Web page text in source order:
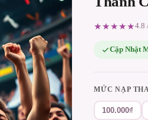
★★★★★4.8
Cập Nhật
MỨC NẠP
100.000₫